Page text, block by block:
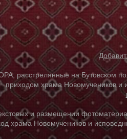
на Бутовском
приходом храма Новомучеников и
и размещении
храма Новомучеников и